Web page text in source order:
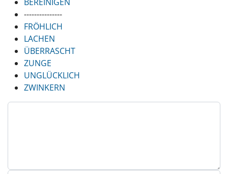
---------------
FRÖHLICH
LACHEN
ÜBERRASCHT
ZUNGE
UNGLÜCKLICH
ZWINKERN